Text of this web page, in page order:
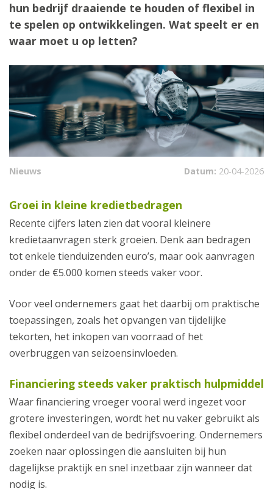
hun bedrijf draaiende te houden of flexibel in
te spelen op ontwikkelingen. Wat speelt er en
waar moet u op letten?
Nieuws Datum: 20-04-2026
Groei in kleine kredietbedragen
Recente cijfers laten zien dat vooral kleinere
kredietaanvragen sterk groeien. Denk aan bedragen
tot enkele tienduizenden euro’s, maar ook aanvragen
onder de €5.000 komen steeds vaker voor.
Voor veel ondernemers gaat het daarbij om praktische
toepassingen, zoals het opvangen van tijdelijke
tekorten, het inkopen van voorraad of het
overbruggen van seizoensinvloeden.
Financiering steeds vaker praktisch hulpmiddel
Waar financiering vroeger vooral werd ingezet voor
grotere investeringen, wordt het nu vaker gebruikt als
flexibel onderdeel van de bedrijfsvoering. Ondernemers
zoeken naar oplossingen die aansluiten bij hun
dagelijkse praktijk en snel inzetbaar zijn wanneer dat
nodig is.